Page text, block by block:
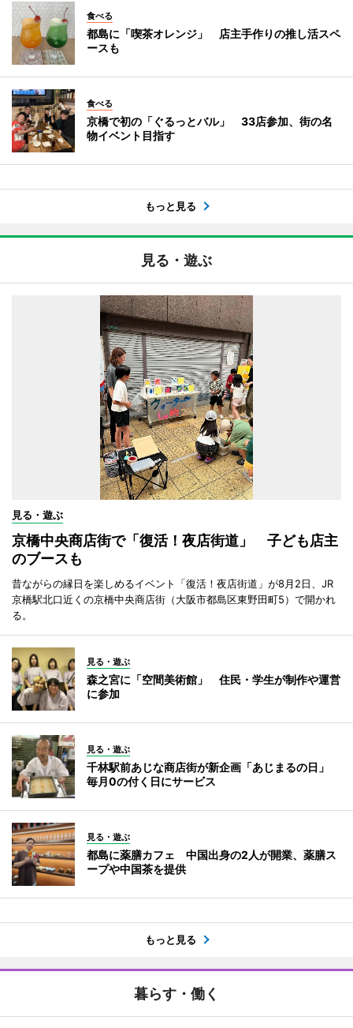
食べる
都島に「喫茶オレンジ」 店主手作りの推し活スペ
ースも
食べる
京橋で初の「ぐるっとバル」 33店参加、街の名
物イベント目指す
もっと見る
見る・遊ぶ
見る・遊ぶ
京橋中央商店街で「復活！夜店街道」 子ども店主
のブースも
昔ながらの縁日を楽しめるイベント「復活！夜店街道」が8月2日、JR
京橋駅北口近くの京橋中央商店街（大阪市都島区東野田町5）で開かれ
る。
見る・遊ぶ
森之宮に「空間美術館」 住民・学生が制作や運営
に参加
見る・遊ぶ
千林駅前あじな商店街が新企画「あじまるの日」
毎月0の付く日にサービス
見る・遊ぶ
都島に薬膳カフェ 中国出身の2人が開業、薬膳ス
ープや中国茶を提供
もっと見る
暮らす・働く